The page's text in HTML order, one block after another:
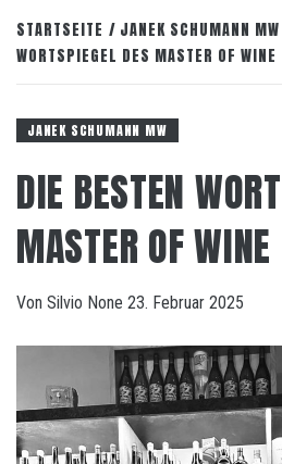
STARTSEITE JANEK SCHUMANN MW
WORTSPIEGEL DES MASTER OF WINE
JANEK SCHUMANN MW
DIE BESTEN
MASTER OF WINE
Von Silvio None 23. Februar 2025